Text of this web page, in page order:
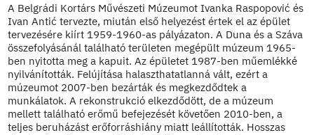
A Belgrádi Kortárs Művészeti Múzeumot Ivanka Raspopović és
Ivan Antić tervezte, miután első helyezést értek el az épület
tervezésére kiírt 1959-1960-as pályázaton. A Duna és a Száva
összefolyásánál található területen megépült múzeum 1965-
ben nyitotta meg a kapuit. Az épületet 1987-ben műemlékké
nyilvánították. Felújítása halaszthatatlanná vált, ezért a
múzeumot 2007-ben bezárták és megkezdődtek a
munkálatok. A rekonstrukció elkezdődött, de a múzeum
mellett található erőmű befejezését követően 2010-ben, a
teljes beruházást erőforráshiány miatt leállították. Hosszas